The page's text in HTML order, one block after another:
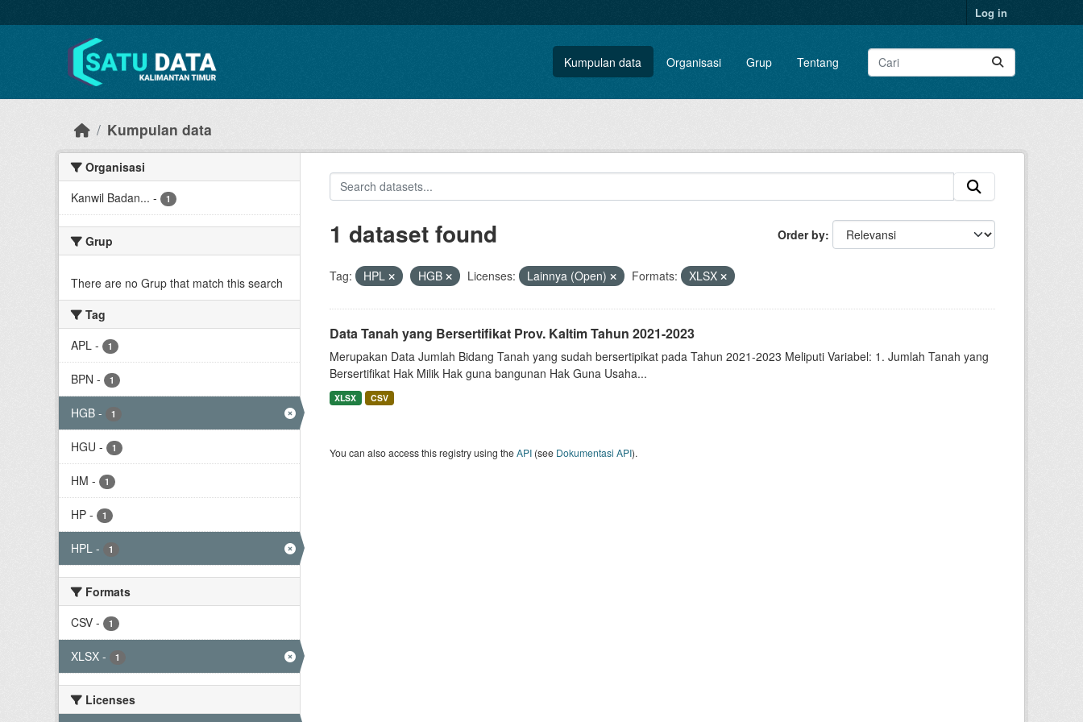
Log in
Kumpulan data Organisasi Grup Tentang
Kumpulan data
Organisasi
Kanwil Badan... - 1
Grup
There are no Grup that match this search
Tag
APL - 1
BPN - 1
HGB - 1
HGU - 1
HM - 1
HP - 1
HPL - 1
Formats
CSV - 1
XLSX - 1
Licenses
Order by
1 dataset found
Tag: HPL HGB Licenses: Lainnya (Open) Formats: XLSX
Data Tanah yang Bersertifikat Prov. Kaltim Tahun 2021-2023
Merupakan Data Jumlah Bidang Tanah yang sudah bersertipikat pada Tahun 2021-2023 Meliputi Variabel: 1. Jumlah Tanah yang
Bersertifikat Hak Milik Hak guna bangunan Hak Guna Usaha...
XLSX CSV
You can also access this registry using theAPI(see Dokumentasi API).